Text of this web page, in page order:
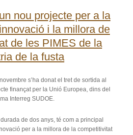
nou projecte per a la
i la millora de
de les PIMES de la
de la fusta
s’ha donat el tret de sortida al
finançat per la Unió Europea, dins del
Interreg SUDOE.
de dos anys, té com a principal
per a la millora de la competitivitat